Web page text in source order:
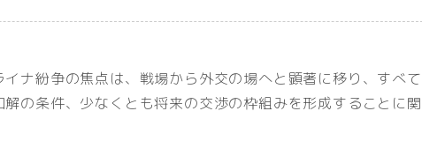
ナ紛争の焦点は、戦場から外交の場へと顕著に移り、すべて
の条件、少なくとも将来の交渉の枠組みを形成することに関